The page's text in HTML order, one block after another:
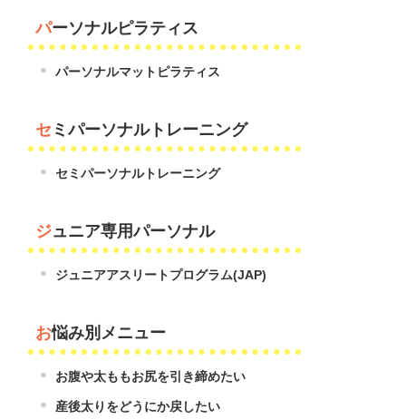
パーソナルピラティス
パーソナルマットピラティス
セミパーソナルトレーニング
セミパーソナルトレーニング
ジュニア専用パーソナル
ジュニアアスリートプログラム(JAP)
お悩み別メニュー
お腹や太ももお尻を引き締めたい
産後太りをどうにか戻したい